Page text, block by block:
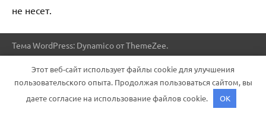
не несет.
Тема WordPress: Dynamico от ThemeZee.
Этот веб-сайт использует файлы cookie для улучшения
пользовательского опыта. Продолжая пользоваться сайтом, вы
даете согласие на использование файлов cookie.
OK